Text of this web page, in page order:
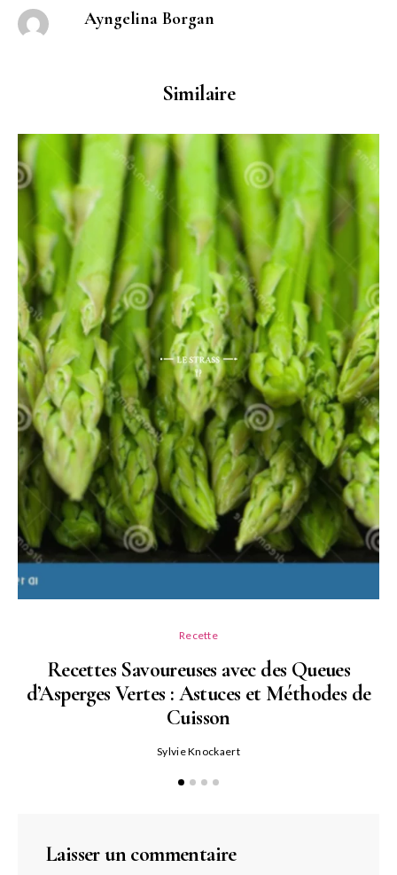
Ayngelina Borgan
Similaire
Recette
Recettes Savoureuses avec des Queues
d’Asperges Vertes : Astuces et Méthodes de
Cuisson
Sylvie Knockaert
Laisser un commentaire